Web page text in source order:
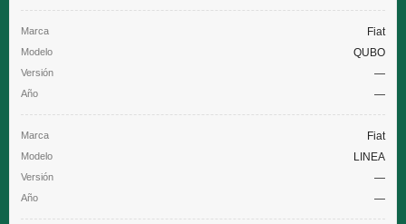
Fiat
QUBO
—
—
Fiat
LINEA
—
—